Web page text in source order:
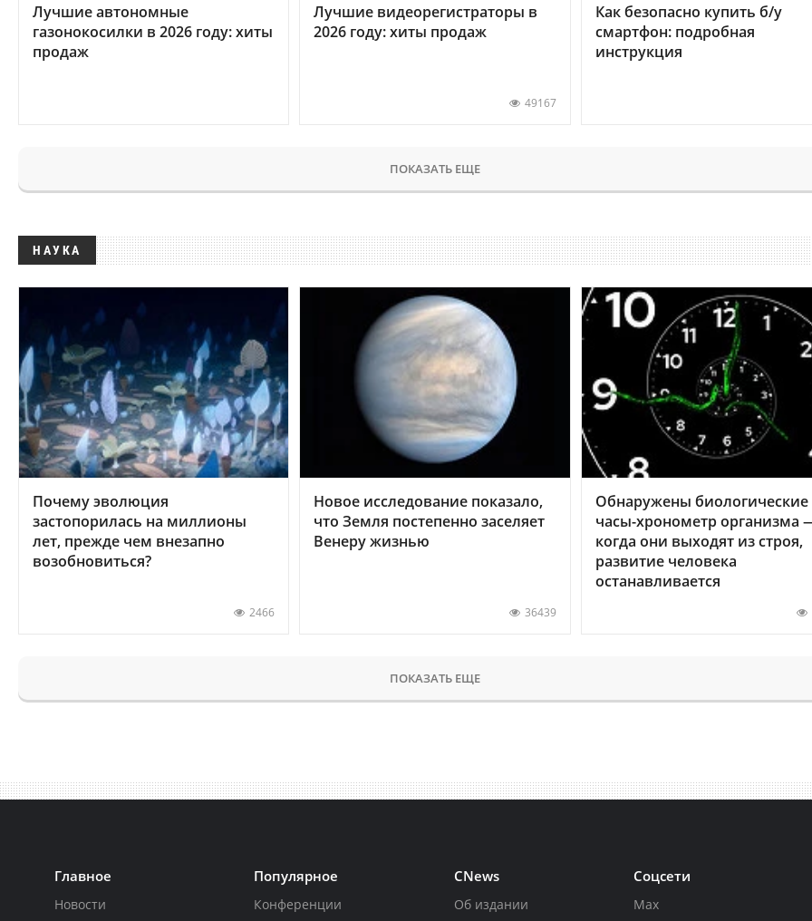
Лучшие автономные
газонокосилки в 2026 году: хиты
продаж
Лучшие видеорегистраторы в
2026 году: хиты продаж
49167
Как безопасно купить б/у
смартфон: подробная
инструкция
ПОКАЗАТЬ ЕЩЕ
НАУКА
Почему эволюция
застопорилась на миллионы
лет, прежде чем внезапно
возобновиться?
2466
Новое исследование показало,
что Земля постепенно заселяет
Венеру жизнью
36439
Обнаружены биологические
часы-хронометр организма
когда они выходят из строя,
развитие человека
останавливается
ПОКАЗАТЬ ЕЩЕ
Главное
Новости
Популярное
Конференции
CNews
Об издании
Соцсети
Max